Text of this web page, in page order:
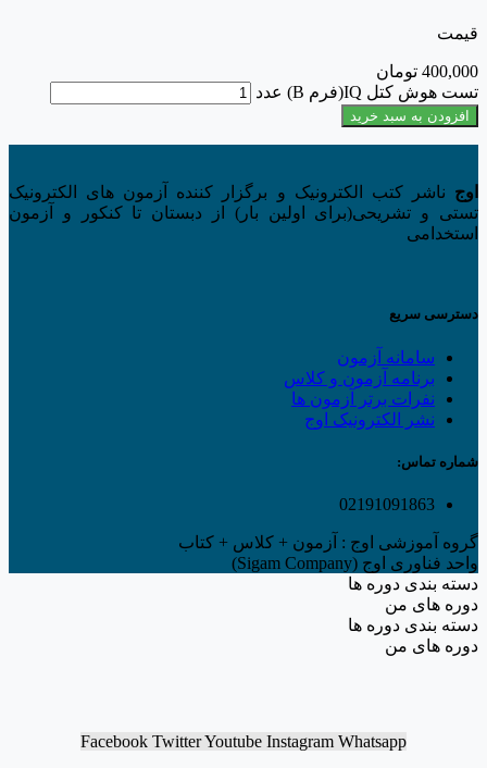
قیمت
400,000 تومان
تست هوش کتل IQ(فرم B) عدد
افزودن به سبد خرید
اوج ناشر کتب الکترونیک و برگزار کننده آزمون های الکترونیک
تستی و تشریحی(برای اولین بار) از دبستان تا کنکور و آزمون
استخدامی
دسترسی سریع
سامانه آزمون
برنامه آزمون و کلاس
نفرات برتر آزمون ها
نشر الکترونیک اوج
شماره تماس:
02191091863
گروه آموزشی اوج : آزمون + کلاس + کتاب
واحد فناوری اوج (Sigam Company)
دسته بندی دوره ها
دوره های من
دسته بندی دوره ها
دوره های من
Facebook TwitterYoutube Instagram Whatsapp